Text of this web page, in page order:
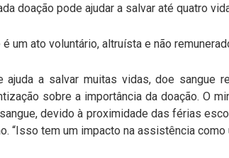
doação pode ajudar a salvar até quatro
um ato voluntário, altruísta e não
ajuda a salvar muitas vidas, doe sangue
sobre a importância da doação. O
devido à proximidade das férias
“Isso tem um impacto na assistência